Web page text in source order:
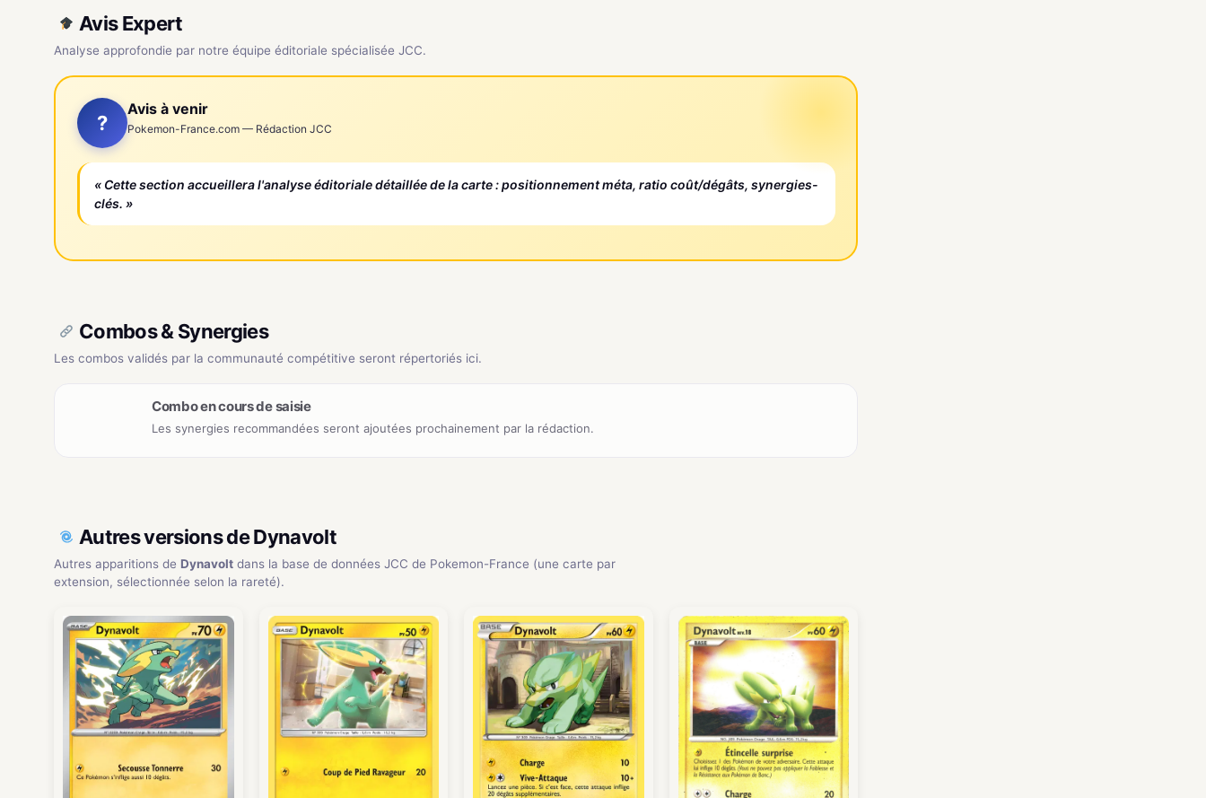
Avis Expert
Analyse approfondie par notre équipe éditoriale spécialisée JCC.
?
Avis à venir
Pokemon-France.com — Rédaction JCC
« Cette section accueillera l'analyse éditoriale détaillée de la carte : positionnement méta, ratio coût/dégâts, synergies-
clés. »
Combos & Synergies
Les combos validés par la communauté compétitive seront répertoriés ici.
Combo en cours de saisie
Les synergies recommandées seront ajoutées prochainement par la rédaction.
Autres versions de Dynavolt
Autres apparitions de Dynavolt dans la base de données JCC de Pokemon-France (une carte par
extension, sélectionnée selon la rareté).